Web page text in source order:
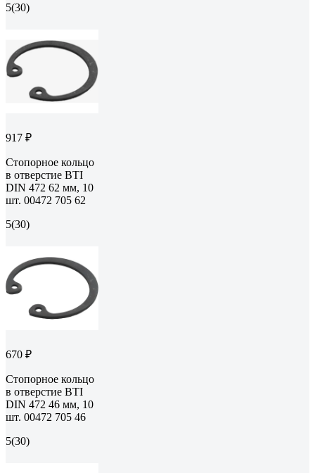
5(30)
917 ₽
Стопорное кольцо
в отверстие BTI
DIN 472 62 мм, 10
шт. 00472 705 62
5(30)
670 ₽
Стопорное кольцо
в отверстие BTI
DIN 472 46 мм, 10
шт. 00472 705 46
5(30)